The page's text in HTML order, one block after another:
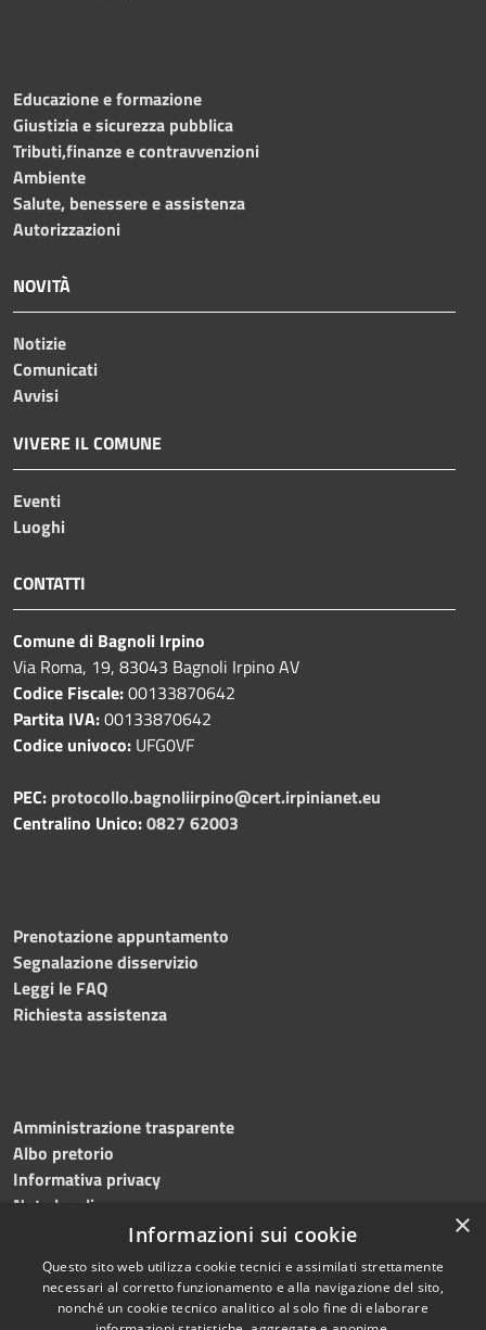
Educazione e formazione
Giustizia e sicurezza pubblica
Tributi,finanze e contravvenzioni
Ambiente
Salute, benessere e assistenza
Autorizzazioni
NOVITÀ
Notizie
Comunicati
Avvisi
VIVERE IL COMUNE
Eventi
Luoghi
CONTATTI
Comune di Bagnoli Irpino
Via Roma, 19, 83043 Bagnoli Irpino AV
Codice Fiscale:00133870642
Partita IVA:00133870642
Codice univoco: UFG0VF
PEC: protocollo.bagnoliirpino@cert.irpinianet.eu
Centralino Unico:0827 62003
Prenotazione appuntamento
Segnalazione disservizio
Leggi le FAQ
Richiesta assistenza
Amministrazione trasparente
Albo pretorio
Informativa privacy
Note legali
Dichiarazione di accessibilità
×
Informazioni sui cookie
Questo sito web utilizza cookie tecnici e assimilati strettamente
necessari al corretto funzionamento e alla navigazione del sito,
nonché un cookie tecnico analitico al solo fine di elaborare